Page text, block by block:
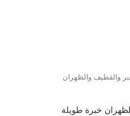
والقطيف والظهران
خبرة طويلة